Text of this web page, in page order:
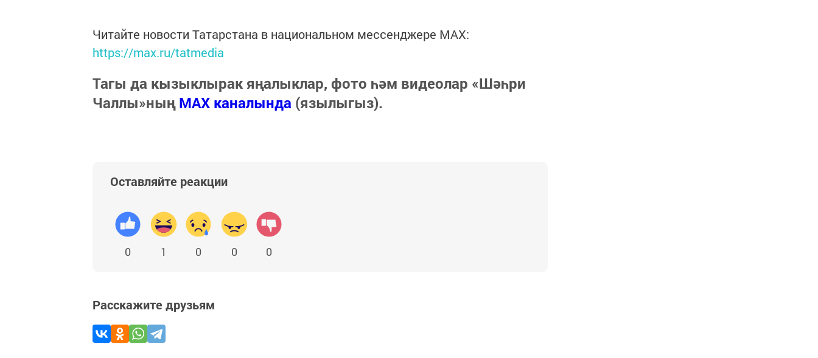
Читайте новости Татарстана в национальном мессенджере MАХ:
https://max.ru/tatmedia
Тагы да кызыклырак яңалыклар, фото һәм видеолар «Шәһри
Чаллы»ныңMAX каналында (язылыгыз).
Оставляйте реакции
0 1 0 0 0
Расскажите друзьям